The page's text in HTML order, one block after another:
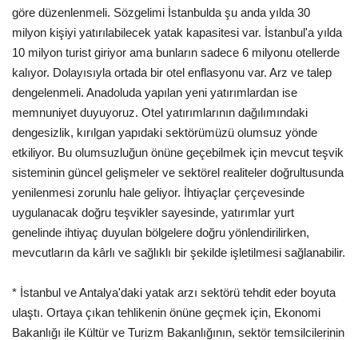
göre düzenlenmeli. Sözgelimi İstanbulda şu anda yılda 30
milyon kişiyi yatırılabilecek yatak kapasitesi var. İstanbul'a yılda
10 milyon turist giriyor ama bunların sadece 6 milyonu otellerde
kalıyor. Dolayısıyla ortada bir otel enflasyonu var. Arz ve talep
dengelenmeli. Anadoluda yapılan yeni yatırımlardan ise
memnuniyet duyuyoruz. Otel yatırımlarının dağılımındaki
dengesizlik, kırılgan yapıdaki sektörümüzü olumsuz yönde
etkiliyor. Bu olumsuzluğun önüne geçebilmek için mevcut teşvik
sisteminin güncel gelişmeler ve sektörel realiteler doğrultusunda
yenilenmesi zorunlu hale geliyor. İhtiyaçlar çerçevesinde
uygulanacak doğru teşvikler sayesinde, yatırımlar yurt
genelinde ihtiyaç duyulan bölgelere doğru yönlendirilirken,
mevcutların da kârlı ve sağlıklı bir şekilde işletilmesi sağlanabilir.
* İstanbul ve Antalya'daki yatak arzı sektörü tehdit eder boyuta
ulaştı. Ortaya çıkan tehlikenin önüne geçmek için, Ekonomi
Bakanlığı ile Kültür ve Turizm Bakanlığının, sektör temsilcilerinin